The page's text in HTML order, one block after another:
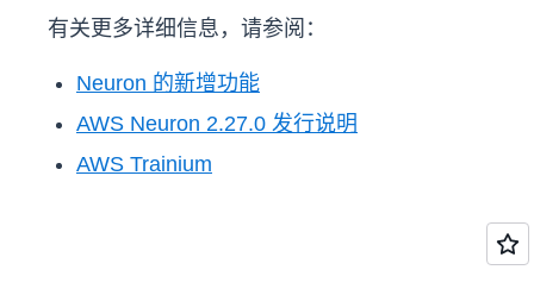
有关更多详细信息，请参阅：
Neuron 的新增功能
AWS Neuron 2.27.0 发行说明
AWS Trainium